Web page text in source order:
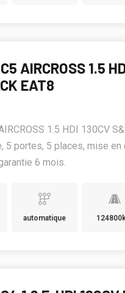
AIRCROSS 1.5
EAT8
1.5 HDI 130CV
5 portes, 5 places, mise en
6 mois.
automatique